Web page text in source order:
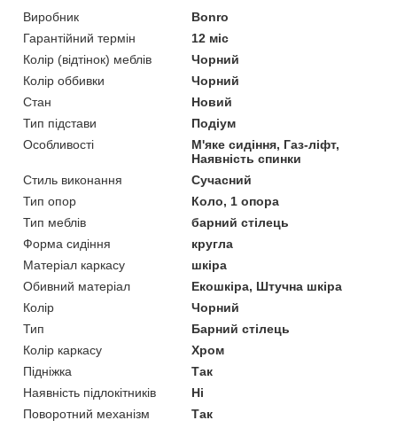
Виробник
Bonro
Гарантійний термін
12 міс
Колір (відтінок) меблів
Чорний
Колір оббивки
Чорний
Стан
Новий
Тип підстави
Подіум
Особливості
М'яке сидіння, Газ-ліфт,
Наявність спинки
Стиль виконання
Сучасний
Тип опор
Коло, 1 опора
Тип меблів
барний стілець
Форма сидіння
кругла
Матеріал каркасу
шкіра
Обивний матеріал
Екошкіра, Штучна шкіра
Колір
Чорний
Тип
Барний стілець
Колір каркасу
Хром
Підніжка
Так
Наявність підлокітників
Ні
Поворотний механізм
Так